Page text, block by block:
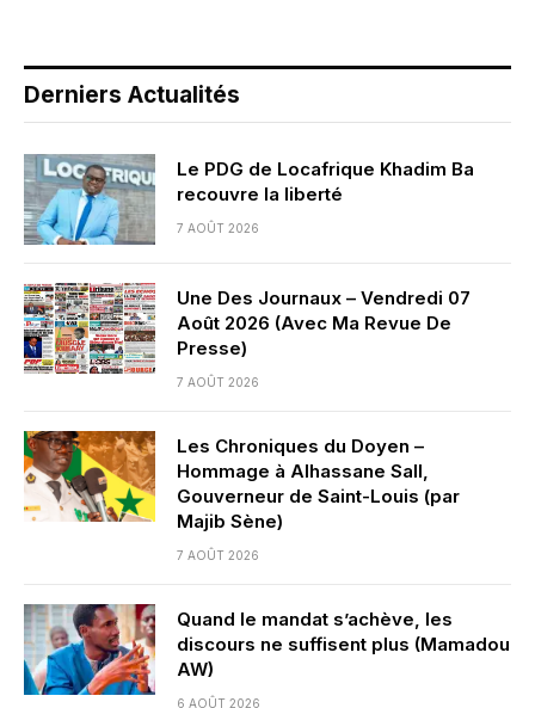
Derniers Actualités
Le PDG de Locafrique Khadim Ba
recouvre la liberté
7 AOÛT 2026
Une Des Journaux – Vendredi 07
Août 2026 (Avec Ma Revue De
Presse)
7 AOÛT 2026
Les Chroniques du Doyen –
Hommage à Alhassane Sall,
Gouverneur de Saint-Louis (par
Majib Sène)
7 AOÛT 2026
Quand le mandat s’achève, les
discours ne suffisent plus (Mamadou
AW)
6 AOÛT 2026